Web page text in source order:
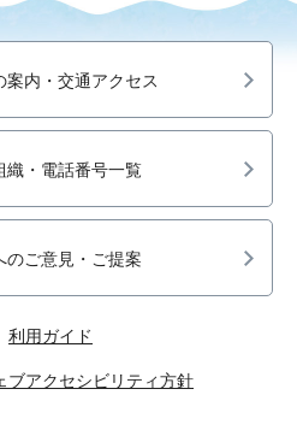
案内・交通アクセス
織・電話番号一覧
のご意見・ご提案
利用ガイド
ブアクセシビリティ方針